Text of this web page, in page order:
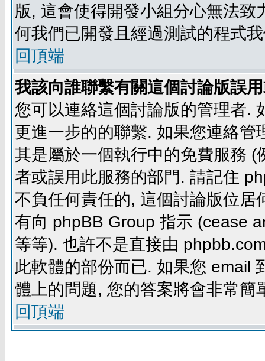
版, 這會使得開發小組分心無法
何我們已開發且經過測試的程式
回頂端
我該向誰聯繫有關這個討論版誤
您可以連絡這個討論版的管理者.
更進一步的的聯繫. 如果您連絡
其是屬於一個執行中的免費服務
者或誤用此服務的部門. 請記住
不負任何責任的, 這個討論版位
有向 phpBB Group 指示 (cease
等等). 也許不是直接由
此軟體的部份而已. 如果您 email
體上的問題, 您的答案將會非常簡
回頂端